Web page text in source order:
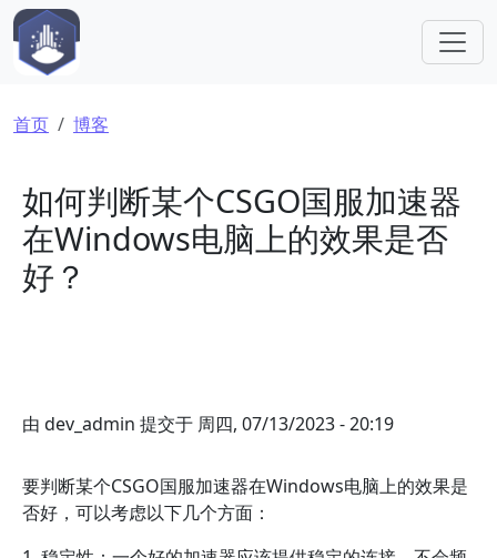
跳转到主要内容
面包屑
首页 博客
如何判断某个CSGO国服加速器
在Windows电脑上的效果是否
好？
由 dev_admin 提交于 周四, 07/13/2023 - 20:19
要判断某个CSGO国服加速器在Windows电脑上的效果是
否好，可以考虑以下几个方面：